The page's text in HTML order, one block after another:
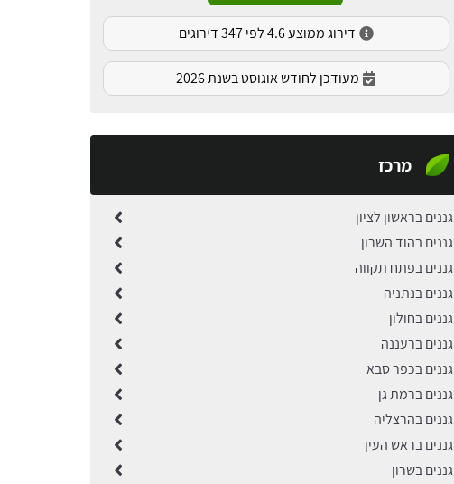
דירוג ממוצע 4.6 לפי 347 דירוגים
מעודכן לחודש אוגוסט בשנת 2026
מרכז
גננים בראשון לציון
גננים בהוד השרון
גננים בפתח תקווה
גננים בנתניה
גננים בחולון
גננים ברעננה
גננים בכפר סבא
גננים ברמת גן
גננים בהרצליה
גננים בראש העין
גננים בשרון